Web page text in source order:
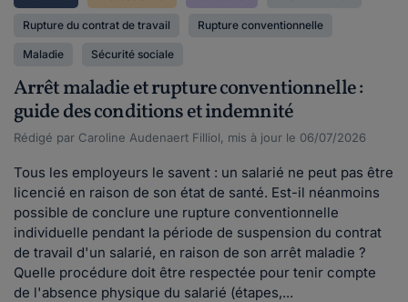
Rupture du contrat de travail Rupture conventionnelle
Maladie Sécurité sociale
Arrêt maladie et rupture conventionnelle :
guide des conditions et indemnité
Rédigé par Caroline Audenaert Filliol, mis à jour le 06/07/2026
Tous les employeurs le savent : un salarié ne peut pas être
licencié en raison de son état de santé. Est-il néanmoins
possible de conclure une rupture conventionnelle
individuelle pendant la période de suspension du contrat
de travail d'un salarié, en raison de son arrêt maladie ?
Quelle procédure doit être respectée pour tenir compte
de l'absence physique du salarié (étapes,...